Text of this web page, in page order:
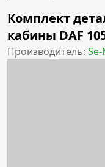
Комплект
кабины DAF
Производитель: Se-